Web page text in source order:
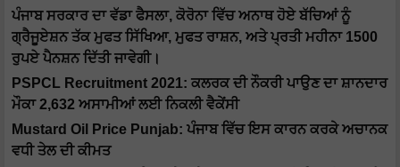
ਪੰਜਾਬ ਸਰਕਾਰ ਦਾ ਵੱਡਾ ਫੈਸਲਾ, ਕੋਰੋਨਾ ਵਿੱਚ ਅਨਾਥ ਹੋਏ ਬੱਚਿਆਂ ਨੂੰ
ਗ੍ਰੈਜੂਏਸ਼ਨ ਤੱਕ ਮੁਫਤ ਸਿੱਖਿਆ, ਮੁਫਤ ਰਾਸ਼ਨ, ਅਤੇ ਪ੍ਰਤੀ ਮਹੀਨਾ 1500
ਰੁਪਏ ਪੈਨਸ਼ਨ ਦਿੱਤੀ ਜਾਵੇਗੀ।
PSPCL Recruitment 2021: ਕਲਰਕ ਦੀ ਨੌਕਰੀ ਪਾਉਣ ਦਾ ਸ਼ਾਨਦਾਰ
ਮੌਕਾ 2,632 ਅਸਾਮੀਆਂ ਲਈ ਨਿਕਲੀ ਵੈਕੇਂਸੀ
Mustard Oil Price Punjab: ਪੰਜਾਬ ਵਿੱਚ ਇਸ ਕਾਰਨ ਕਰਕੇ ਅਚਾਨਕ
ਵਧੀ ਤੇਲ ਦੀ ਕੀਮਤ